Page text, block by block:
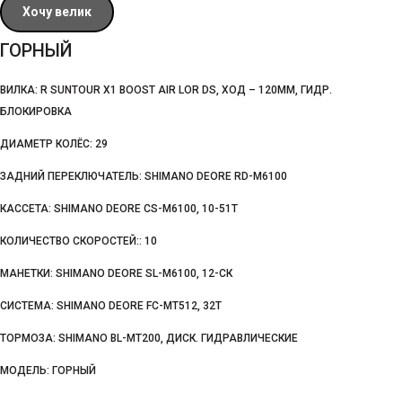
Хочу велик
ГОРНЫЙ
ВИЛКА: R SUNTOUR X1 BOOST AIR LOR DS, ХОД – 120ММ, ГИДР.
БЛОКИРОВКА
ДИАМЕТР КОЛЁС: 29
ЗАДНИЙ ПЕРЕКЛЮЧАТЕЛЬ: SHIMANO DEORE RD-M6100
КАССЕТА: SHIMANO DEORE CS-M6100, 10-51Т
КОЛИЧЕСТВО СКОРОСТЕЙ:: 10
МАНЕТКИ: SHIMANO DEORE SL-M6100, 12-СК
СИСТЕМА: SHIMANO DEORE FC-MT512, 32T
ТОРМОЗА: SHIMANO BL-MT200, ДИСК. ГИДРАВЛИЧЕСКИЕ
МОДЕЛЬ: ГОРНЫЙ